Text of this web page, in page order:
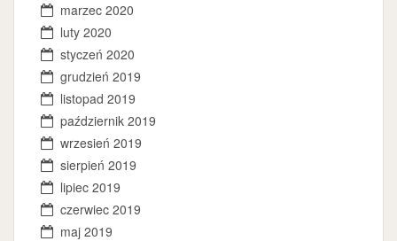
marzec 2020
luty 2020
styczeń 2020
grudzień 2019
listopad 2019
październik 2019
wrzesień 2019
sierpień 2019
lipiec 2019
czerwiec 2019
maj 2019